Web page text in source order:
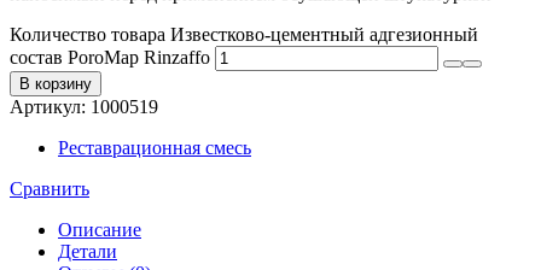
Количество товара Известково-цементный адгезионный
состав PoroMap Rinzaffo
В корзину
Артикул: 1000519
Реставрационная смесь
Сравнить
Описание
Детали